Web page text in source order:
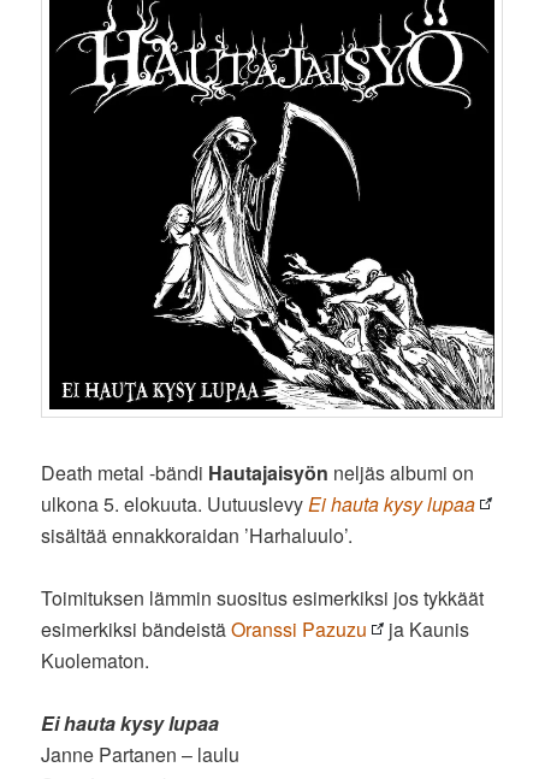
Death metal -bändi Hautajaisyön neljäs albumi on
ulkona 5. elokuuta. Uutuuslevy Ei hauta kysy lupaa
sisältää ennakkoraidan ’Harhaluulo’.
Toimituksen lämmin suositus esimerkiksi jos tykkäät
esimerkiksi bändeistäOranssi Pazuzu
ja Kaunis
Kuolematon.
Ei hauta kysy lupaa
Janne Partanen – laulu